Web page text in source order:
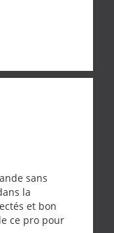
sans
la
et bon
ce pro pour